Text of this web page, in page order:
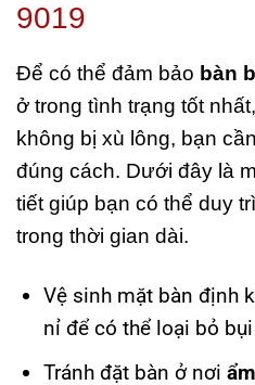
9019
Để có thể đảm bảo bàn
ở trong tình trạng tốt
không bị xù lông, bạn
đúng cách. Dưới đây là
tiết giúp bạn có thể duy
trong thời gian dài.
Vệ sinh mặt bàn định
nỉ để có thể loại bỏ
Tránh đặt bàn ở nơi